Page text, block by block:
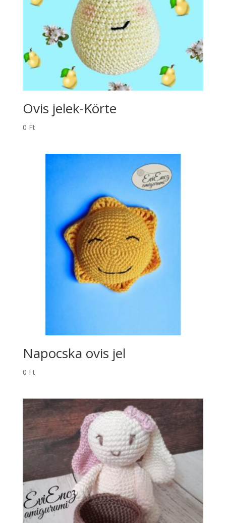
Ovis jelek-Körte
0 Ft
Napocska ovis jel
0 Ft